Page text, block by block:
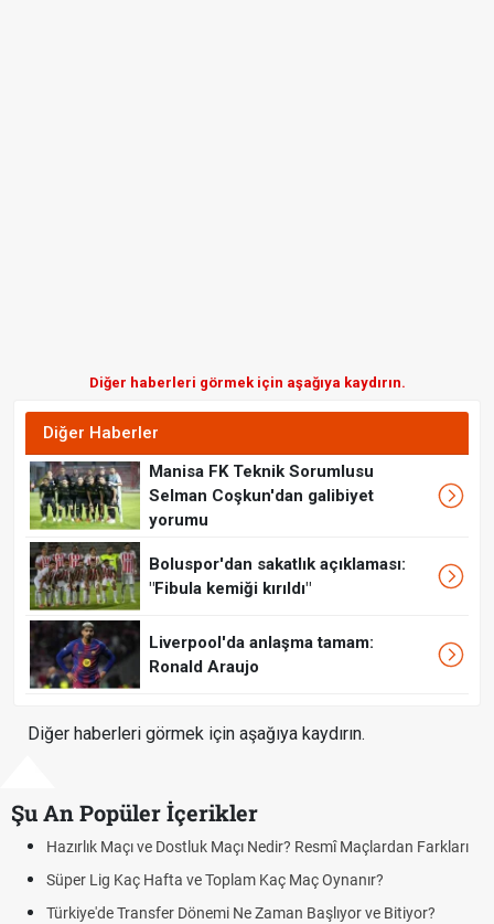
Diğer haberleri görmek için aşağıya kaydırın.
Diğer Haberler
Manisa FK Teknik Sorumlusu
Selman Coşkun'dan galibiyet
yorumu
Boluspor'dan sakatlık açıklaması:
"Fibula kemiği kırıldı"
Liverpool'da anlaşma tamam:
Ronald Araujo
Diğer haberleri görmek için aşağıya kaydırın.
Şu An Popüler İçerikler
Maçlardan Farkları
ve Bitiyor?
Puan Durumunda AG, OM ve Diğer
Skor Ne Demek? Sporda Skor ve Sonuç
Futbol Nasıl Oynanır? Temel Futbol Kuralları